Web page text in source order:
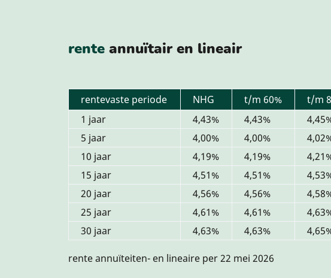
rente annuïtair en lineair
rentevaste periode NHG t/m 60% t/m
1 jaar
4,43% 4,43%
5 jaar
4,00% 4,00%
10 jaar
4,19% 4,19%
15 jaar
4,51% 4,51%
20 jaar
4,56% 4,56%
25 jaar
4,61% 4,61%
30 jaar
4,63% 4,63%
rente annuïteiten- en lineaire per 22 mei 2026